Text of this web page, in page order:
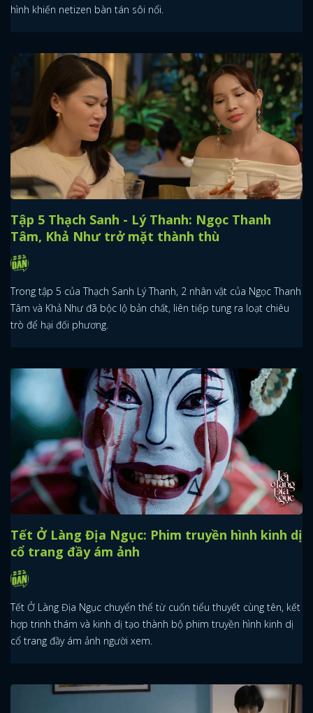
hình khiến netizen bàn tán sôi nổi.
Tập 5 Thạch Sanh - Lý Thanh: Ngọc Thanh
Tâm, Khả Như trở mặt thành thù
Trong tập 5 của Thạch Sanh Lý Thanh, 2 nhân vật của Ngọc Thanh
Tâm và Khả Như đã bộc lộ bản chất, liên tiếp tung ra loạt chiêu
trò để hại đối phương.
Tết Ở Làng Địa Ngục: Phim truyền hình kinh dị
cổ trang đầy ám ảnh
Tết Ở Làng Địa Ngục chuyển thể từ cuốn tiểu thuyết cùng tên, kết
hợp trinh thám và kinh dị tạo thành bộ phim truyền hình kinh dị
cổ trang đầy ám ảnh người xem.